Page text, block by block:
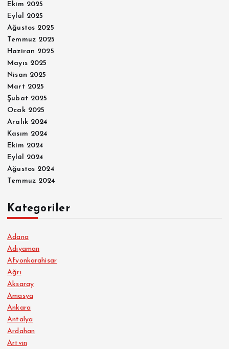
Ekim 2025
Eylül 2025
Ağustos 2025
Temmuz 2025
Haziran 2025
Mayıs 2025
Nisan 2025
Mart 2025
Şubat 2025
Ocak 2025
Aralık 2024
Kasım 2024
Ekim 2024
Eylül 2024
Ağustos 2024
Temmuz 2024
Kategoriler
Adana
Adıyaman
Afyonkarahisar
Ağrı
Aksaray
Amasya
Ankara
Antalya
Ardahan
Artvin